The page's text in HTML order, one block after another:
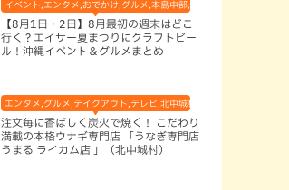
イベント,エンタメ,おでかけ,グルメ,本島中部,本島北部,本島南部
【8月1日・2日】8月最初の週末はどこ
行く？エイサー夏まつりにクラフトビー
ル！沖縄イベント＆グルメまとめ
エンタメ,グルメ,テイクアウト,テレビ,北中城村,和食・日本料理,地域,
注文毎に香ばしく炭火で焼く！ こだわり
満載の本格ウナギ専門店 「うなぎ専門店
うまる ライカム店 」（北中城村）